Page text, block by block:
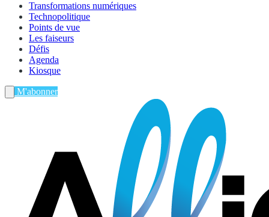
Transformations numériques
Technopolitique
Points de vue
Les faiseurs
Défis
Agenda
Kiosque
M'abonner